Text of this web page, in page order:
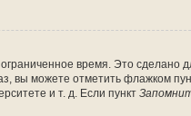
время. Это сделано
вы можете отметить флажком
и т. д. Если пункт